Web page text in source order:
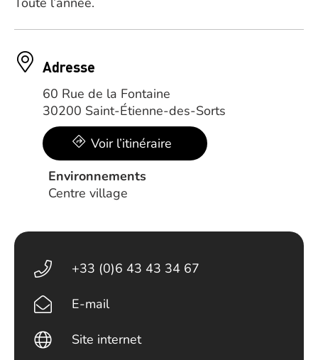
Adresse
60 Rue de la Fontaine
30200 Saint-Étienne-des-Sorts
Voir l’itinéraire
Environnements
Centre village
+33 (0)6 43 43 34 67
E-mail
Site internet